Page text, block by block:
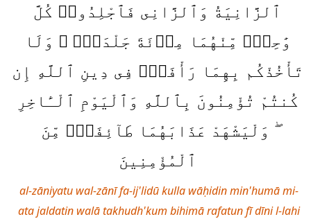
ٱلزَّانِيَةُ وَٱلزَّانِى فَٱجْلِدُوا۟ كُلَّ
وَٰحِدٍۢ مِّنْهُمَا مِا۟ئَةَ جَلْدَةٍۢ ۖ وَلَا
تَأْخُذْكُم بِهِمَا رَأْفَةٌۭ فِى دِينِ ٱللَّهِ إِن
كُنتُمْ تُؤْمِنُونَ بِٱللَّهِ وَٱلْيَوْمِ ٱلْـَٔاخِرِ
ۖ وَلْيَشْهَدْ عَذَابَهُمَا طَآئِفَةٌۭ مِّنَ
ٱلْمُؤْمِنِينَ
al-zāniyatu wal-zānī fa-ij'lidū kulla wāḥidin min'humā mi-
ata jaldatin walā takhudh'kum bihimā rafatun fī dīni l-lahi